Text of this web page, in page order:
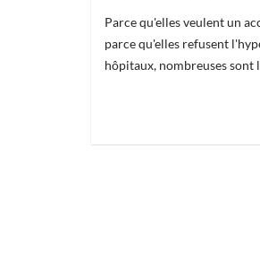
Parce qu'elles veulent un
parce qu'elles refusent
hôpitaux, nombreuses sont